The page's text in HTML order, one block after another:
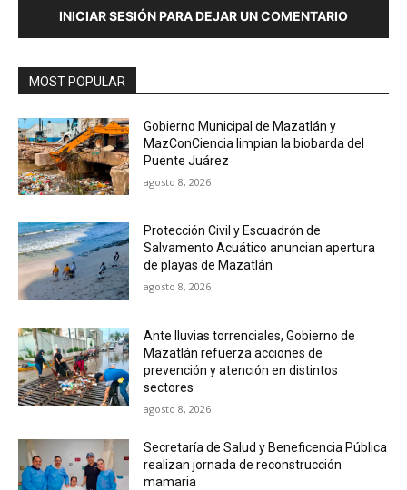
INICIAR SESIÓN PARA DEJAR UN COMENTARIO
MOST POPULAR
Gobierno Municipal de Mazatlán y
MazConCiencia limpian la biobarda del
Puente Juárez
agosto 8, 2026
Protección Civil y Escuadrón de
Salvamento Acuático anuncian apertura
de playas de Mazatlán
agosto 8, 2026
Ante lluvias torrenciales, Gobierno de
Mazatlán refuerza acciones de
prevención y atención en distintos
sectores
agosto 8, 2026
Secretaría de Salud y Beneficencia Pública
realizan jornada de reconstrucción
mamaria